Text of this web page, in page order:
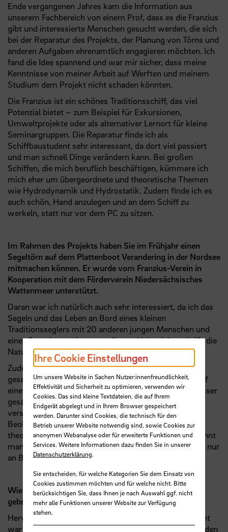
Ende vergangenen Jahres kam die Information aus
unserem Fachbereich von einem Prof, dass es die Franzius
gibt und interessierte Menschen gesucht werden, die sich
bei der Reparatur des Projekts, der Planung von Törns und
anderen Aufgaben ehrenamtlich engagieren möchten. Ich
fand die Idee spannend und war mir sicher, dass meine
Kenntnisse von meiner Arbeit auf Werften und meinem
Studium dem Projekt nicht schaden könnten.
Die Franzius ist ein schönes Traditionsschiff, das viel
Potenzial bietet – zum Beispiel für Exkursionen,
Umweltprojekte oder als alternativer Lernort für kleine
Seminargruppen. Die Reparatur finde ich als
Schiffbaustudent sehr interessant, da dort viel passiert
und man schnell Dinge verändern kann. Bei großen
Schiffen, die mich beruflich beschäftigen, kümmere ich
mich eher um übergeordnete und theoretische Themen
wie Hydrodynamik und Hydrostatik. Zudem finde ich es
auch schön, Hand anzulegen und an dem Schiff zu
werkeln, statt nur vor dem PC zu sitzen.
Im Rahmen des Projekts haben Sie im Frühjahr einen
Segeltörn auf dem Plattenboot Verandering in der Nordsee
mitmachen können. Er wurde vom Franzius-Verein in
Kooperation mit dem Förderverein Niedersächsisches
Wattenmeer unterstützt.
Daran war ich natürlich auch sehr interessiert, da ich das
Segeln und das Leben an Bord eines kleinen
Traditionsseglers mit 20 anderen jungen Menschen und
einer Crew kennenlernen wollte und ich mich auch für die
Natur und das Wattenmeer interessiere.
Zudem habe ich den Törn als Weiterbildung für mich
gesehen: Ich finde, dass man als Schiffbauingenieur auf
einer Werft ein bisschen Praxiserfahrung auf dem Wasser
gesammelt haben sollte, um einige Dinge besser zu
verstehen und ein Gefühl für sie zu bekommen. Viele
Beobachtungen kann man nur machen, wenn man
theoretischen Hintergrund hat und andersherum gewinnt
man neue Erkenntnisse oder Eindrücke für die Theorie nur
an Bord und im Wasser.
Wie hat es Ihnen gefallen, was hat Ihnen der Törn
gebracht?
Hervorragend, ich bin total begeistert! Aus meiner Sicht
war der Törn ein voller Erfolg - nicht nur für mich und den
Ihre Cookie Einstellungen
Um unsere Website in Sachen Nutzer:innenfreundlichkeit,
Effektivität und Sicherheit zu optimieren, verwenden wir
Cookies. Das sind kleine Textdateien, die auf Ihrem
Endgerät abgelegt und in Ihrem Browser gespeichert
werden. Darunter sind Cookies, die technisch für den
Betrieb unserer Website notwendig sind, sowie Cookies zur
anonymen Webanalyse oder für erweiterte Funktionen und
Services. Weitere Informationen dazu finden Sie in unserer
Datenschutzerklärung.
Sie entscheiden, für welche Kategorien Sie dem Einsatz von
Cookies zustimmen möchten und für welche nicht. Bitte
berücksichtigen Sie, dass Ihnen je nach Auswahl ggf. nicht
mehr alle Funktionen unserer Website zur Verfügung
stehen.